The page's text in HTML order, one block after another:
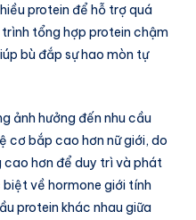
protein để hỗ trợ quá
tổng hợp protein chậm
bù đắp sự hao mòn tự
ảnh hưởng đến nhu cầu
cơ bắp cao hơn nữ giới, do
cao hơn để duy trì và phát
biệt về hormone giới tính
protein khác nhau giữa